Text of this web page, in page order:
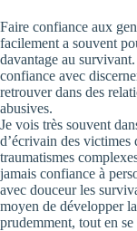
Faire confiance aux
facilement a souvent
davantage au
confiance avec
retrouver dans des
abusives.
Je vois très souvent
d’écrivain des victimes
traumatismes
jamais confiance à
avec douceur les
moyen de développer
prudemment, tout en se